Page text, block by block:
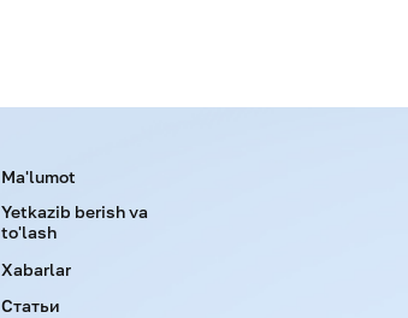
Menu footer
Ma'lumot
Yetkazib berish va
to'lash
Xabarlar
Статьи